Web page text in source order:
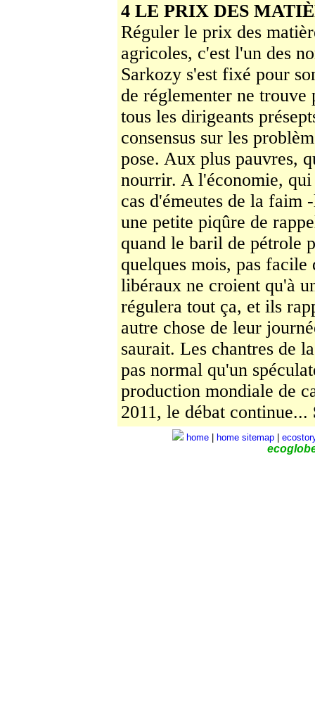
4 LE PRIX DES
Réguler le prix des
agricoles, c'est l'un des
Sarkozy s'est fixé pour
de ré­glementer ne trouve
tous les dirigeants
consensus sur les
pose. Aux plus pauvres,
nourrir. A l'économie,
cas d'émeutes de la
une petite piqûre de
quand le baril de pétrole
quelques mois, pas
libéraux ne croient qu'à
régulera tout ça, et ils
autre chose de leur
saurait. Les chan­tres de
pas normal qu'un
production mondiale de
2011, le débat continue...
home| home sitemap|